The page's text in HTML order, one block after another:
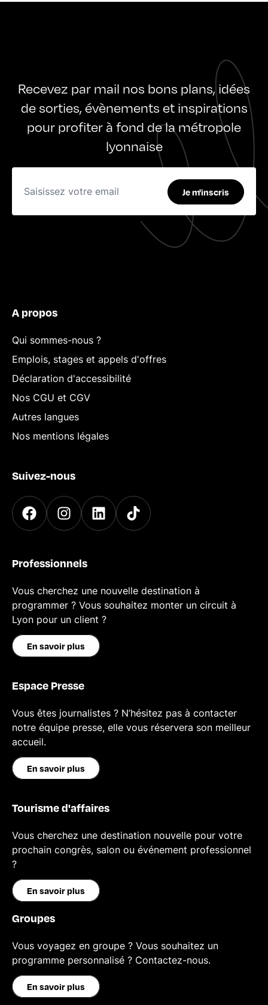
Recevez par mail nos bons plans, idées
de sorties, évènements et inspirations
pour profiter à fond de la métropole
lyonnaise
Je m'inscris
A propos
Qui sommes-nous ?
Emplois, stages et appels d'offres
Déclaration d'accessibilité
Nos CGU et CGV
Autres langues
Nos mentions légales
Suivez-nous
Professionnels
Vous cherchez une nouvelle destination à
programmer ? Vous souhaitez monter un circuit à
Lyon pour un client ?
En savoir plus
Espace Presse
Vous êtes journalistes ? N’hésitez pas à contacter
notre équipe presse, elle vous réservera son meilleur
accueil.
En savoir plus
Tourisme d'affaires
Vous cherchez une destination nouvelle pour votre
prochain congrès, salon ou événement professionnel
?
En savoir plus
Groupes
Vous voyagez en groupe ? Vous souhaitez un
programme personnalisé ? Contactez-nous.
En savoir plus